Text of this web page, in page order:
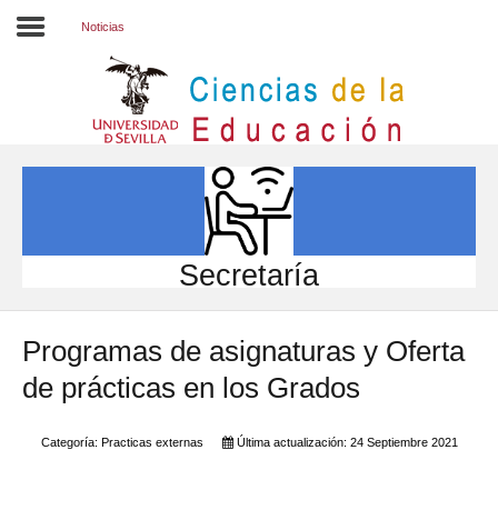
INVESTIGACIÓN
INTERNACIONAL
Directorio FCCE
Noticias
Secretaría
Programas de asignaturas y Oferta
de prácticas en los Grados
Categoría: Practicas externas Última actualización: 24 Septiembre 2021